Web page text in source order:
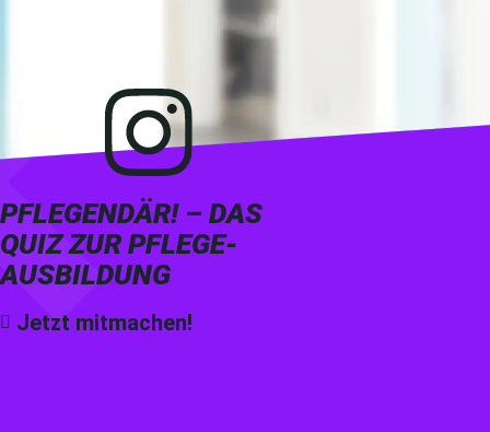
PFLEGENDÄR! – DAS
QUIZ ZUR PFLEGE­
AUS­BILDUNG
Jetzt mitmachen!